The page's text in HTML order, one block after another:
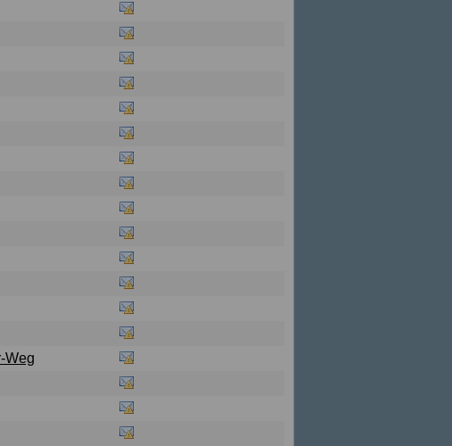
Weg